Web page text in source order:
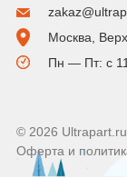
Москва,
Пн — Пт: с
© 2026 Ultrapart.ru
Оферта и